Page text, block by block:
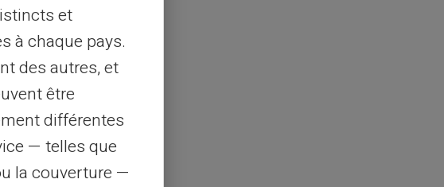
Un
et
à chaque pays.
des autres, et
être
différentes
— telles que
la couverture —